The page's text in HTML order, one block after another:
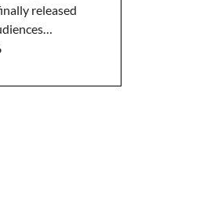
released